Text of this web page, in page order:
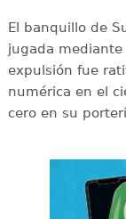
El banquillo de
jugada
expulsión fue
numérica en el
cero en su